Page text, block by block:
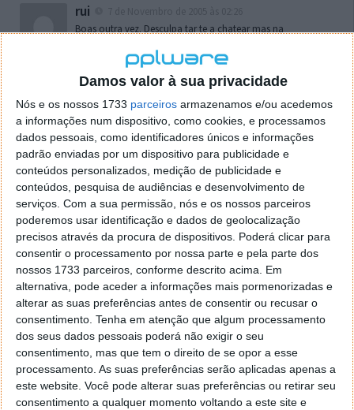
Damos valor à sua privacidade
Nós e os nossos 1733 parceiros armazenamos e/ou acedemos
a informações num dispositivo, como cookies, e processamos
dados pessoais, como identificadores únicos e informações
padrão enviadas por um dispositivo para publicidade e
conteúdos personalizados, medição de publicidade e
conteúdos, pesquisa de audiências e desenvolvimento de
serviços. Com a sua permissão, nós e os nossos parceiros
poderemos usar identificação e dados de geolocalização
precisos através da procura de dispositivos. Poderá clicar para
consentir o processamento por nossa parte e pela parte dos
nossos 1733 parceiros, conforme descrito acima. Em
alternativa, pode aceder a informações mais pormenorizadas e
alterar as suas preferências antes de consentir ou recusar o
consentimento. Tenha em atenção que algum processamento
dos seus dados pessoais poderá não exigir o seu
consentimento, mas que tem o direito de se opor a esse
processamento. As suas preferências serão aplicadas apenas a
este website. Você pode alterar suas preferências ou retirar seu
consentimento a qualquer momento voltando a este site e
rui
Boas outra vez. Desculpa tar te a chatear mas na
o firefox como browser predefenido
de control tudo e nada. Tou a comecar a desesperar, ate ja
tentei apagar o explorer na tentativa de forçar o uso do
firefox mas em vao. Kaso te lembres de outra dica fico
agradecido, caso contrario obrigado a mesma
Responder
Vítor M.
7 de Novembro de 2005 às 01:39
@Reporter
Desculpa mas o link funciona. Seja como for segue por mail
o MSn Messenger 8.
Responder
Vítor M.
7 de Novembro de 2005 às 11:21
@Rui
Tens de encontrar o que te falei. Faz da seguinte maneira,
janela iniciar e no topo dessa janela com o botão direito do
rato faz propriedades. Depois no separador Menu ‘Iniciar’
clica no botão ‘Personalizar’ aí encontrarás no separador
geral a opção para escolheres o Browser com que queres